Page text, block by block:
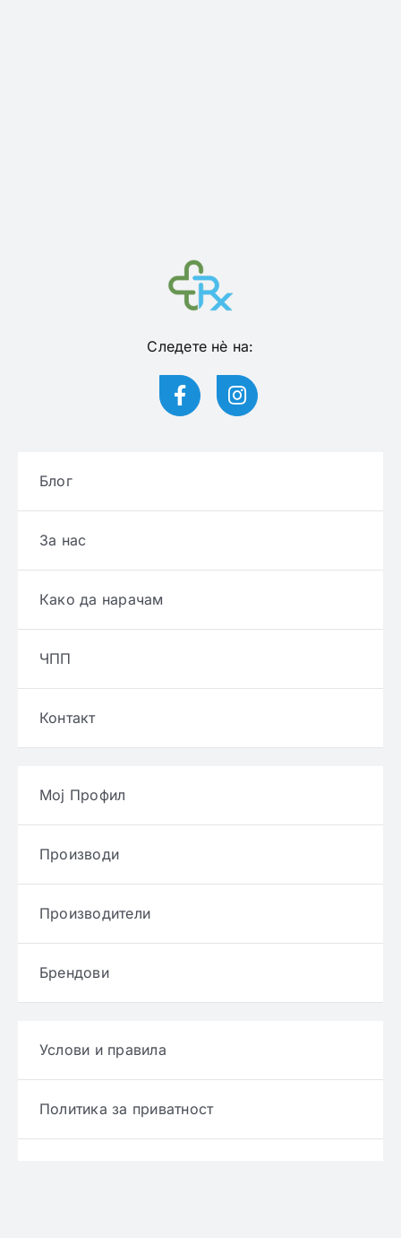
Следете нѐ на:
Блог
За нас
Како да нарачам
ЧПП
Контакт
Мој Профил
Производи
Производители
Брендови
Услови и правила
Политика за приватност